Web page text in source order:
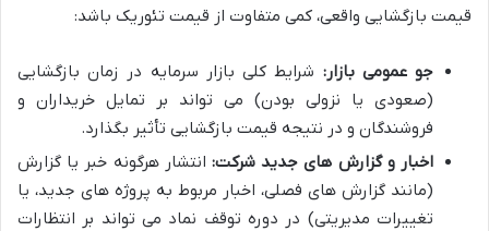
قیمت بازگشایی واقعی، کمی متفاوت از قیمت تئوریک باشد:
جو عمومی بازار: شرایط کلی بازار سرمایه در زمان بازگشایی
(صعودی یا نزولی بودن) می تواند بر تمایل خریداران و
فروشندگان و در نتیجه قیمت بازگشایی تأثیر بگذارد.
اخبار و گزارش های جدید شرکت: انتشار هرگونه خبر یا گزارش
(مانند گزارش های فصلی، اخبار مربوط به پروژه های جدید، یا
تغییرات مدیریتی) در دوره توقف نماد می تواند بر انتظارات